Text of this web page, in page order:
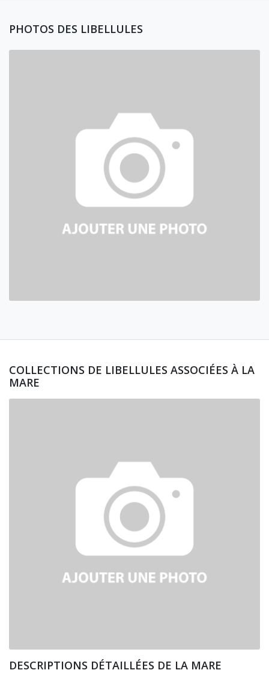
PHOTOS DES LIBELLULES
COLLECTIONS DE LIBELLULES ASSOCIÉES À LA
MARE
DESCRIPTIONS DÉTAILLÉES DE LA MARE